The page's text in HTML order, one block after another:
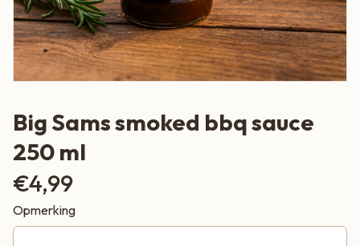
Big Sams smoked bbq sauce
250 ml
€4,99
Opmerking